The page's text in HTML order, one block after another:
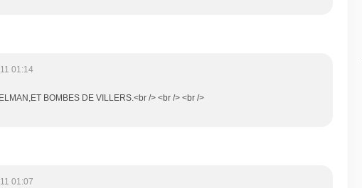
01:14
BOMBES DE VILLERS.<br /> <br /> <br />
01:07